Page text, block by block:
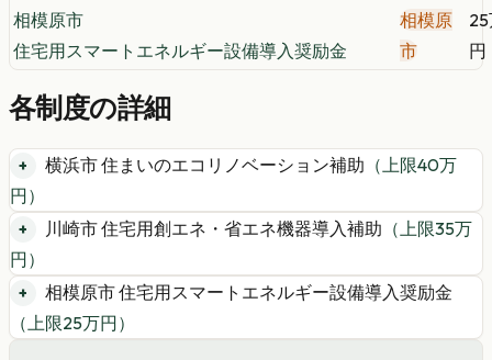
相模原市
住宅用スマートエネルギー設備導入奨励金
相模原
市
円
各制度の詳細
横浜市 住まいのエコリノベーション補助 （上限40万
円）
川崎市 住宅用創エネ・省エネ機器導入補助 （上限35万
円）
相模原市 住宅用スマートエネルギー設備導入奨励金
（上限25万円）